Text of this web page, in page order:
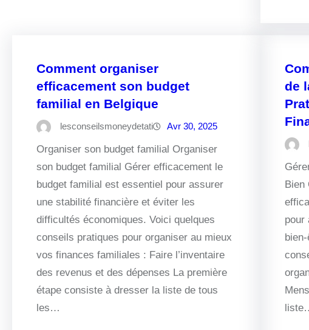
Comment organiser
efficacement son budget
familial en Belgique
lesconseilsmoneydetati Avr 30, 2025
Organiser son budget familial Organiser
son budget familial Gérer efficacement le
budget familial est essentiel pour assurer
une stabilité financière et éviter les
difficultés économiques. Voici quelques
conseils pratiques pour organiser au mieux
vos finances familiales : Faire l’inventaire
des revenus et des dépenses La première
étape consiste à dresser la liste de tous
les…
de
Bien
pour